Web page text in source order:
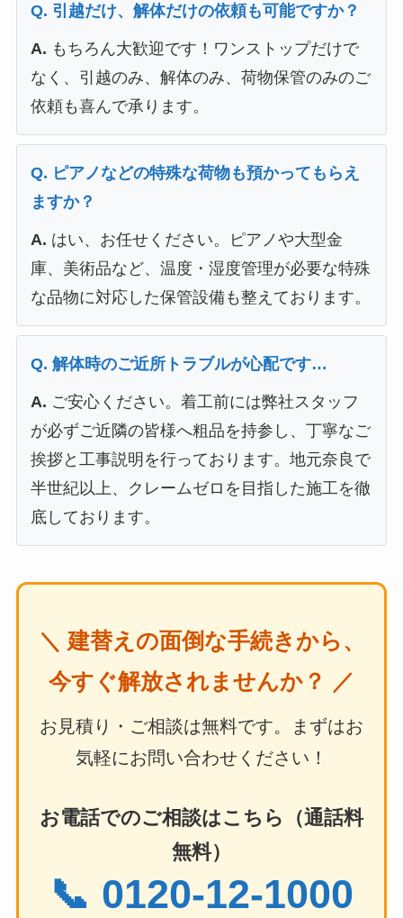
Q. 引越だけ、解体だけの依頼も可能ですか？
A. もちろん大歓迎です！ワンストップだけで
なく、引越のみ、解体のみ、荷物保管のみのご
依頼も喜んで承ります。
Q. ピアノなどの特殊な荷物も預かってもらえ
ますか？
A. はい、お任せください。ピアノや大型金
庫、美術品など、温度・湿度管理が必要な特殊
な品物に対応した保管設備も整えております。
Q. 解体時のご近所トラブルが心配です…
A. ご安心ください。着工前には弊社スタッフ
が必ずご近隣の皆様へ粗品を持参し、丁寧なご
挨拶と工事説明を行っております。地元奈良で
半世紀以上、クレームゼロを目指した施工を徹
底しております。
＼ 建替えの面倒な手続きから、
今すぐ解放されませんか？ ／
お見積り・ご相談は無料です。まずはお
気軽にお問い合わせください！
お電話でのご相談はこちら（通話料
無料）
📞 0120-12-1000